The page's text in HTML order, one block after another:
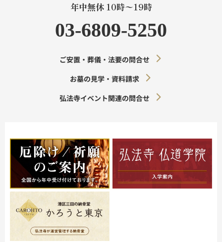
年中無休 10時〜19時
03-6809-5250
ご安置・葬儀・法要の問合せ
お墓の見学・資料請求
弘法寺イベント関連の問合せ